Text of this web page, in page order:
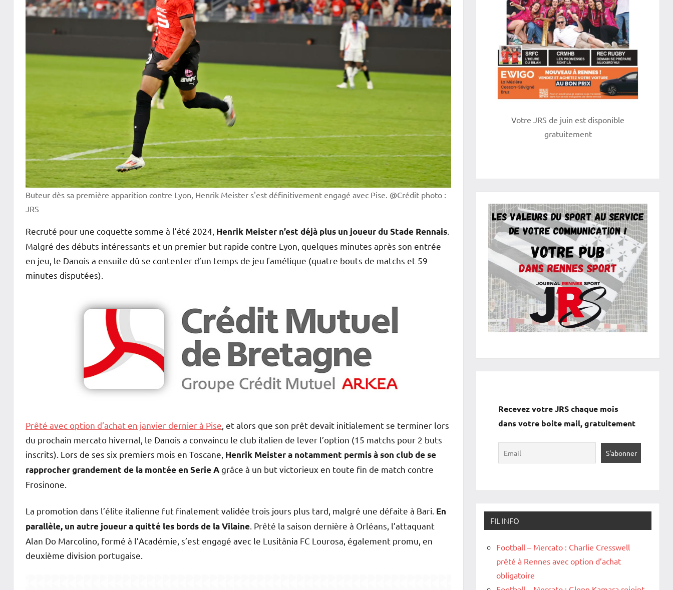
Buteur dès sa première apparition contre Lyon, Henrik Meister s'est définitivement engagé avec Pise. @Crédit photo :
JRS
Recruté pour une coquette somme à l’été 2024, Henrik Meister n’est déjà plus un joueur du Stade Rennais
Malgré des débuts intéressants et un premier but rapide contre Lyon, quelques minutes après son entrée
en jeu, le Danois a ensuite dû se contenter d’un temps de jeu famélique (quatre bouts de matchs et 59
minutes disputées).
Prêté avec option d’achat en janvier dernier à Pise , et alors que son prêt devait initialement se terminer lors
du prochain mercato hivernal, le Danois a convaincu le club italien de lever l’option (15 matchs pour 2 buts
inscrits). Lors de ses six premiers mois en Toscane, Henrik Meister a notamment permis à son club de se
rapprocher grandement de la montée en Serie Agrâce à un but victorieux en toute fin de match contre
Frosinone.
La promotion dans l’élite italienne fut finalement validée trois jours plus tard, malgré une défaite à Bari. En
parallèle, un autre joueur a quitté les bords de la Vilaine . Prêté la saison dernière à Orléans, l’attaquant
Alan Do Marcolino, formé à l’Académie, s’est engagé avec le Lusitânia FC Lourosa, également promu, en
deuxième division portugaise.
Votre JRS de juin est disponible
gratuitement
Recevez votre JRS chaque mois
dans votre boite mail, gratuitement
FIL INFO
Football – Mercato : Charlie Cresswell
prêté à Rennes avec option d’achat
obligatoire